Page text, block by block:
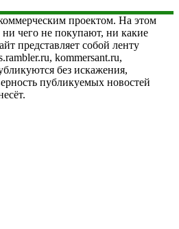
проектом. На этом
чего не покупают, ни какие
представляет собой ленту
kommersant.ru,
без искажения,
публикуемых новостей